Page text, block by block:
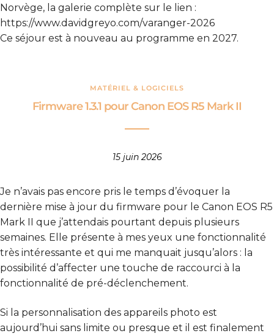
Norvège, la galerie complète sur le lien :
https://www.davidgreyo.com/varanger-2026
Ce séjour est à nouveau au programme en 2027.
MATÉRIEL & LOGICIELS
Firmware 1.3.1 pour Canon EOS R5 Mark II
15 juin 2026
Je n’avais pas encore pris le temps d’évoquer la
dernière mise à jour du firmware pour le Canon EOS R5
Mark II que j’attendais pourtant depuis plusieurs
semaines. Elle présente à mes yeux une fonctionnalité
très intéressante et qui me manquait jusqu’alors : la
possibilité d’affecter une touche de raccourci à la
fonctionnalité de pré-déclenchement.
Si la personnalisation des appareils photo est
aujourd’hui sans limite ou presque et il est finalement